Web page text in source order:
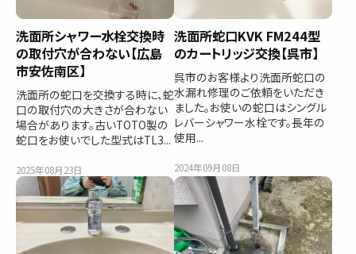
洗面所シャワー水栓交換時
の取付穴が合わない【広島
市安佐南区】
洗面所の蛇口を交換する時に、蛇
口の取付穴の大きさが合わない
場合があります。古いTOTO製の
蛇口をお使いでした型式はTL3...
2025年08月23日
洗面所蛇口KVK FM244型
のカートリッジ交換【呉市】
呉市のお客様より洗面所蛇口の
水漏れ修理のご依頼をいただき
ました。お使いの蛇口はシングル
レバーシャワー水栓です。長年の
使用...
2024年09月08日